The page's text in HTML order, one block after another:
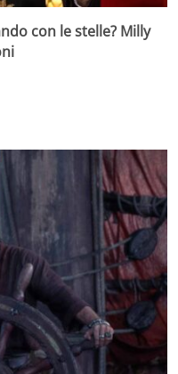
con le stelle? Milly